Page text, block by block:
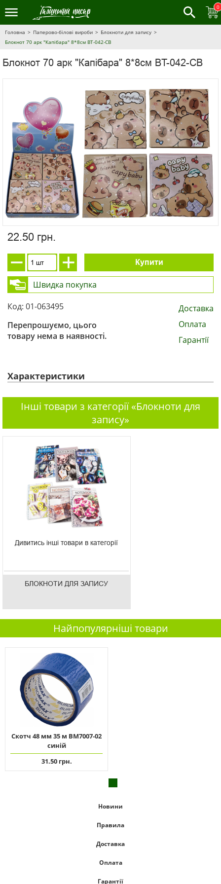
0
Головна Паперово-білові вироби
Блокноти для запису
Блокнот 70 арк "Капібара" 8*8см BT-042-CB
Блокнот 70 арк "Капібара" 8*8см BT-042-CB
22.50 грн.
Купити
Швидка покупка
Код: 01-063495
Перепрошуємо, цього
товару нема в наявності.
Доставка
Оплата
Гарантії
Характеристики
Інші товари з категорії «Блокноти для
запису»
Дивитись інші товари в категорії
БЛОКНОТИ ДЛЯ ЗАПИСУ
Найпопулярніші товари
Скотч 48 мм 35 м ВМ7007-02
синій
31.50 грн.
Новини
Правила
Доставка
Оплата
Гарантії